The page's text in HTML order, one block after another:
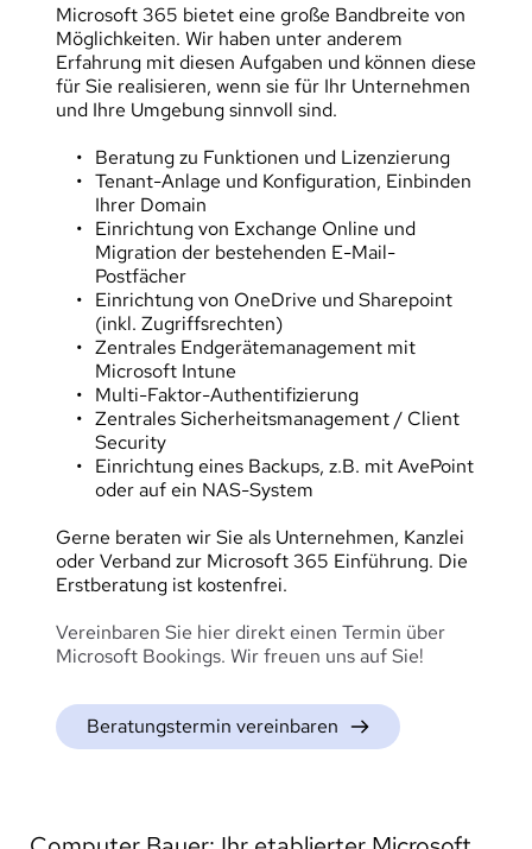
Microsoft 365 bietet eine große Bandbreite von
Möglichkeiten. Wir haben unter anderem
Erfahrung mit diesen Aufgaben und können diese
für Sie realisieren, wenn sie für Ihr Unternehmen
und Ihre Umgebung sinnvoll sind.
Beratung zu Funktionen und Lizenzierung
Tenant-Anlage und Konfiguration, Einbinden
Ihrer Domain
Einrichtung von Exchange Online und
Migration der bestehenden E-Mail-
Postfächer
Einrichtung von OneDrive und Sharepoint
(inkl. Zugriffsrechten)
Zentrales Endgerätemanagement mit
Microsoft Intune
Multi-Faktor-Authentifizierung
Zentrales Sicherheitsmanagement / Client
Security
Einrichtung eines Backups, z.B. mit AvePoint
oder auf ein NAS-System
Gerne beraten wir Sie als Unternehmen, Kanzlei
oder Verband zur Microsoft 365 Einführung. Die
Erstberatung ist kostenfrei.
Vereinbaren Sie hier direkt einen Termin über
Microsoft Bookings. Wir freuen uns auf Sie!
Beratungstermin vereinbaren